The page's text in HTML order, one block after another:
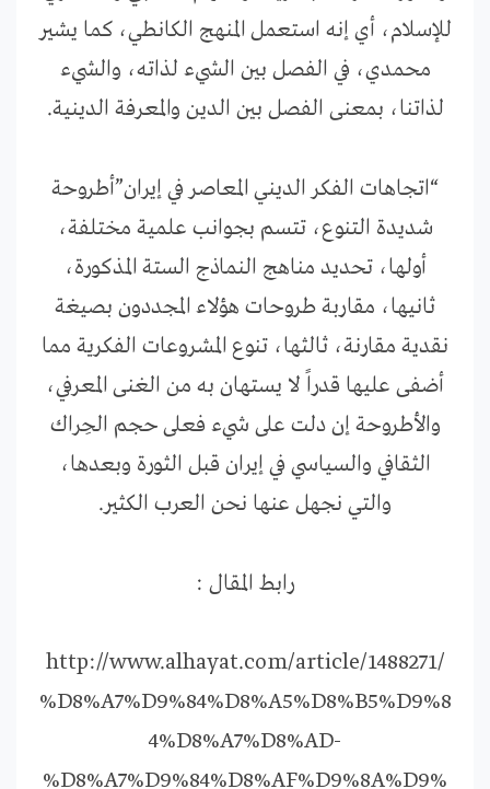
للإسلام، أي إنه استعمل المنهج الكانطي، كما يشير
محمدي، في الفصل بين الشيء لذاته، والشيء
لذاتنا، بمعنى الفصل بين الدين والمعرفة الدينية.
“اتجاهات الفكر الديني المعاصر في إيران”أطروحة
شديدة التنوع، تتسم بجوانب علمية مختلفة،
أولها، تحديد مناهج النماذج الستة المذكورة،
ثانيها، مقاربة طروحات هؤلاء المجددون بصيغة
نقدية مقارنة، ثالثها، تنوع المشروعات الفكرية مما
أضفى عليها قدراً لا يستهان به من الغنى المعرفي،
والأطروحة إن دلت على شيء فعلى حجم الحِراك
الثقافي والسياسي في إيران قبل الثورة وبعدها،
والتي نجهل عنها نحن العرب الكثير.
رابط المقال :
http://www.alhayat.com/article/1488271/
%D8%A7%D9%84%D8%A5%D8%B5%D9%8
4%D8%A7%D8%AD-
%D8%A7%D9%84%D8%AF%D9%8A%D9%